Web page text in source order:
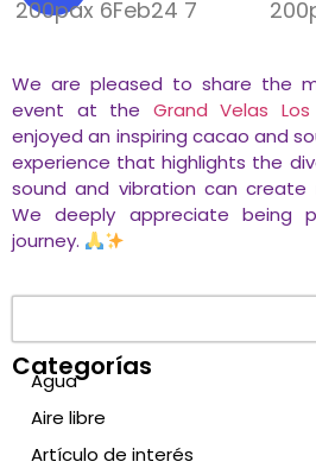
We are pleased to share the
event at the Grand Velas
enjoyed an inspiring cacao and
experience that highlights the
sound and vibration can create
We deeply appreciate being
journey.
Categorías
Agua
Aire libre
Artículo de interés